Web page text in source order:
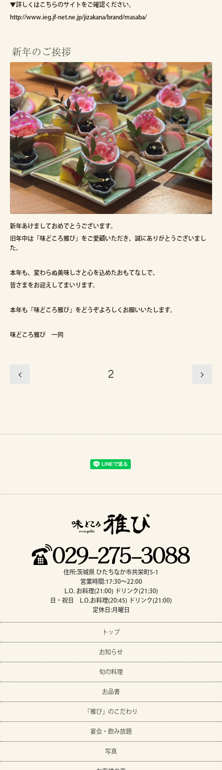
▼詳しくはこちらのサイトをご確認ください。
http://www.ieg.jf-net.ne.jp/jizakana/brand/masaba/
新年のご挨拶
新年あけましておめでとうございます。
旧年中は「味どころ雅び」をご愛顧いただき、誠にありがとうございまし
た。
本年も、変わらぬ美味しさと心を込めたおもてなしで、
皆さまをお迎えしてまいります。
本年も「味どころ雅び」をどうぞよろしくお願いいたします。
味どころ雅び 一同
2
住所:茨城県 ひたちなか市共栄町5-1
営業時間:17:30～22:00
L.O. お料理(21:00) ドリンク(21:30)
日・祝日 L.O.お料理(20:45) ドリンク(21:00)
定休日:月曜日
トップ
お知らせ
旬の料理
お品書
「雅び」のこだわり
宴会・飲み放題
写真